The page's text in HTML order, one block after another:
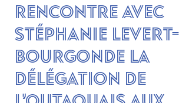
Rencontre avec
Stéphanie Levert-
Bourgonde la
délégation de
l’Outaouais aux